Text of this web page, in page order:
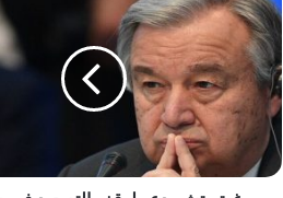
يدعو
لوقف
التصعيد
في
طرابلس
ويعرض
وساطة
أممية